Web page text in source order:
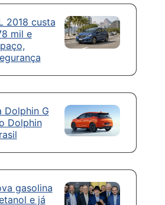
2018 custa
mil e
Dolphin G
Dolphin
gasolina
e já